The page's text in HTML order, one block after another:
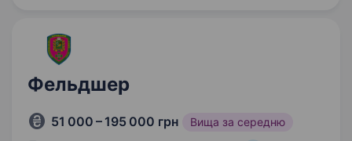
Фельдшер
51 000 – 195 000 грн Вища за середню